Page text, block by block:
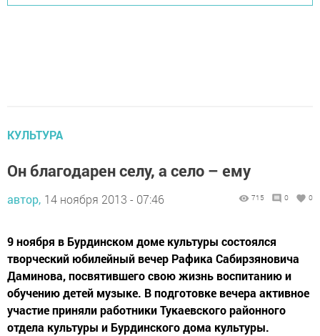
КУЛЬТУРА
Он благодарен селу, а село – ему
автор, 14 ноября 2013 - 07:46 715 0 0
9 ноября в Бурдинском доме культуры состоялся
творческий юбилейный вечер Рафика Сабирзяновича
Даминова, посвятившего свою жизнь воспитанию и
обучению детей музыке. В подготовке вечера активное
участие приняли работники Тукаевского районного
отдела культуры и Бурдинского дома культуры.